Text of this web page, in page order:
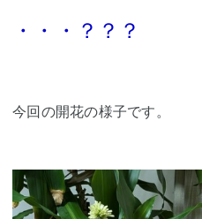
・・・？？？
今回の開花の様子です。